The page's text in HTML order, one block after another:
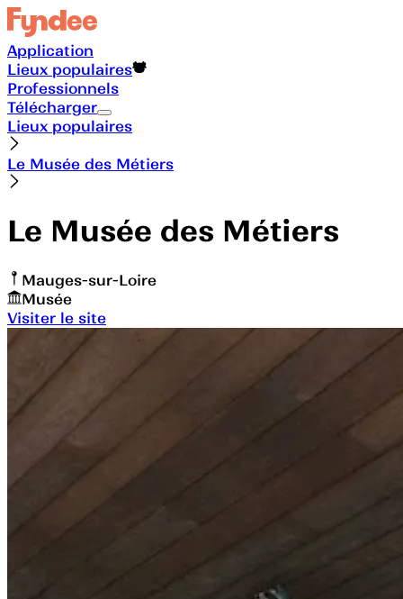
Application
Lieux populaires
Professionnels
Télécharger
Lieux populaires
Le Musée des Métiers
Le Musée des Métiers
Mauges-sur-Loire
Musée
Visiter le site